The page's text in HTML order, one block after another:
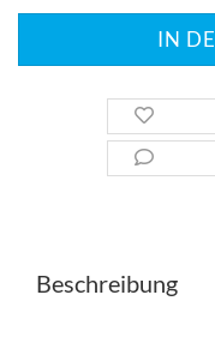
Beschreibung